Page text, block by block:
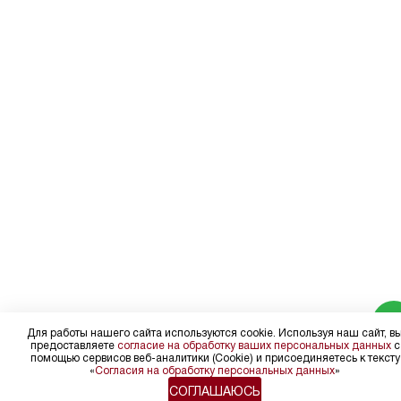
Для работы нашего сайта используются cookie. Используя наш сайт,
предоставляете согласие на обработку ваших персональных данныхс
помощью сервисов веб-аналитики (Cookie) и присоединяетесь к тексту
«Согласия на обработку персональных данных»
СОГЛАШАЮСЬ